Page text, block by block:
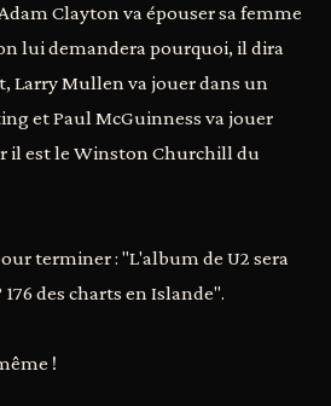
Clayton va épouser sa femme
lui demandera pourquoi, il dira
Larry Mullen va jouer dans un
et Paul McGuinness va jouer
il est le Winston Churchill du
terminer : "L'album de U2 sera
des charts en Islande".
!